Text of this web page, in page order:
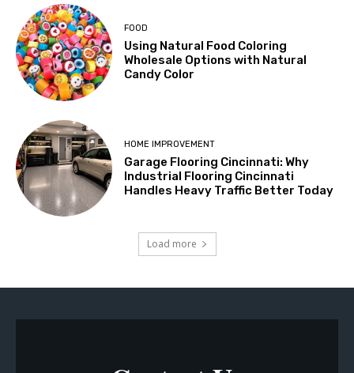
FOOD
Using Natural Food Coloring
Wholesale Options with Natural
Candy Color
HOME IMPROVEMENT
Garage Flooring Cincinnati: Why
Industrial Flooring Cincinnati
Handles Heavy Traffic Better Today
Load more